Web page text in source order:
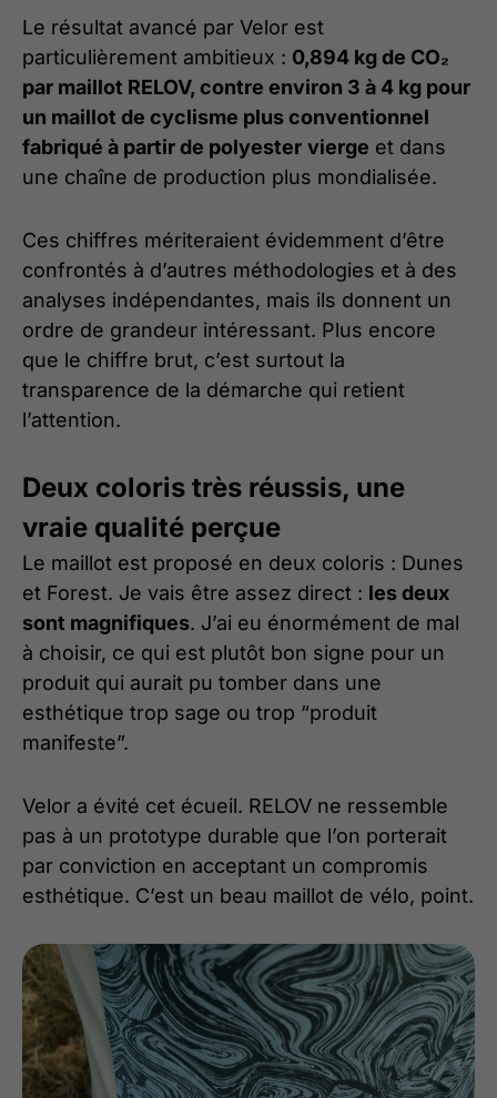
Le résultat avancé par Velor est
particulièrement ambitieux : 0,894 kg de CO₂
par maillot RELOV, contre environ 3 à 4 kg pour
un maillot de cyclisme plus conventionnel
fabriqué à partir de polyester vierge et dans
une chaîne de production plus mondialisée.
Ces chiffres mériteraient évidemment d’être
confrontés à d’autres méthodologies et à des
analyses indépendantes, mais ils donnent un
ordre de grandeur intéressant. Plus encore
que le chiffre brut, c’est surtout la
transparence de la démarche qui retient
l’attention.
Deux coloris très réussis, une
vraie qualité perçue
Le maillot est proposé en deux coloris : Dunes
et Forest. Je vais être assez direct : les deux
sont magnifiques. J’ai eu énormément de mal
à choisir, ce qui est plutôt bon signe pour un
produit qui aurait pu tomber dans une
esthétique trop sage ou trop “produit
manifeste”.
Velor a évité cet écueil. RELOV ne ressemble
pas à un prototype durable que l’on porterait
par conviction en acceptant un compromis
esthétique. C’est un beau maillot de vélo, point.